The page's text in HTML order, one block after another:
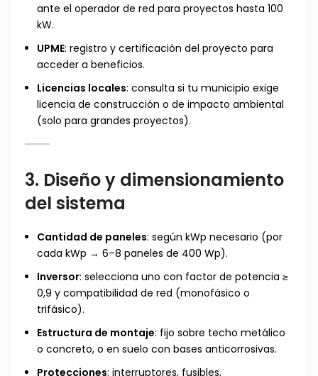
ante el operador de red para proyectos hasta 100
kW.
UPME: registro y certificación del proyecto para
acceder a beneficios.
Licencias locales: consulta si tu municipio exige
licencia de construcción o de impacto ambiental
(solo para grandes proyectos).
3. Diseño y dimensionamiento
del sistema
Cantidad de paneles: según kWp necesario (por
cada kWp → 6–8 paneles de 400 Wp).
Inversor: selecciona uno con factor de potencia ≥
0,9 y compatibilidad de red (monofásico o
trifásico).
Estructura de montaje: fijo sobre techo metálico
o concreto, o en suelo con bases anticorrosivas.
Protecciones: interruptores, fusibles,